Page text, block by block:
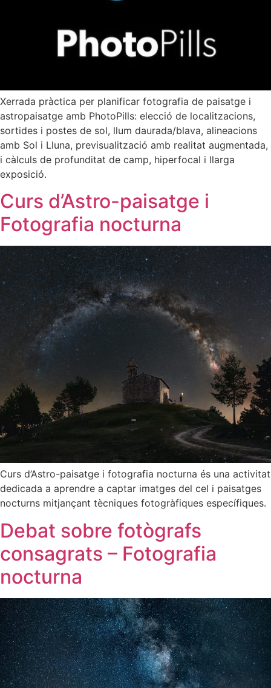
Xerrada pràctica per planificar fotografia de paisatge i
astropaisatge amb PhotoPills: elecció de localitzacions,
sortides i postes de sol, llum daurada/blava, alineacions
amb Sol i Lluna, previsualització amb realitat augmentada,
i càlculs de profunditat de camp, hiperfocal i llarga
exposició.
Curs d’Astro-paisatge i
Fotografia nocturna
Curs d’Astro-paisatge i fotografia nocturna és una activitat
dedicada a aprendre a captar imatges del cel i paisatges
nocturns mitjançant tècniques fotogràfiques específiques.
Debat sobre fotògrafs
consagrats – Fotografia
nocturna